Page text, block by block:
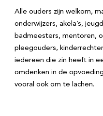
Alle ouders zijn welkom,
onderwijzers, akela’s,
badmeesters, mentoren,
pleegouders,
iedereen die zin heeft in
omdenken in de
vooral ook om te lachen.